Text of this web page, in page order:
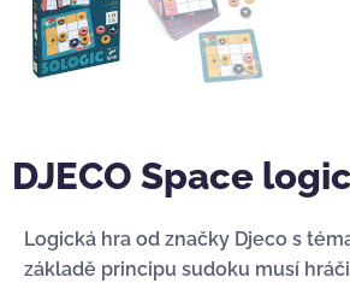
DJECO Space logic
Logická hra od značky Djeco s
základě principu sudoku musí